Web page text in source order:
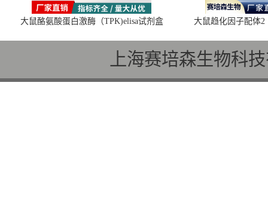
大鼠酪氨酸蛋白激酶（TPK)elisa试剂盒 大鼠趋化因子配体2
上海赛培森生物科